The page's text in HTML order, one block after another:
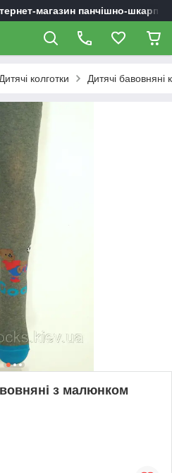
магазин панчішно-
Дитячі колготки Дитячі бавовняні
з малюнком